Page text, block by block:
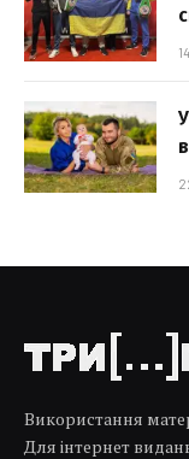
Використання
Для інтернет